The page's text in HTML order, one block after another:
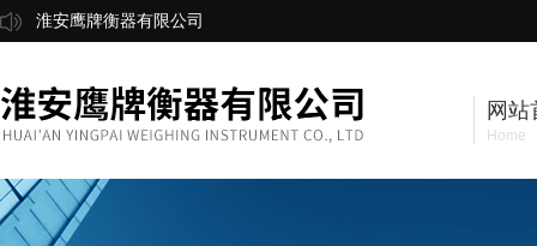
淮安鹰牌衡器有限公司
网站
Home